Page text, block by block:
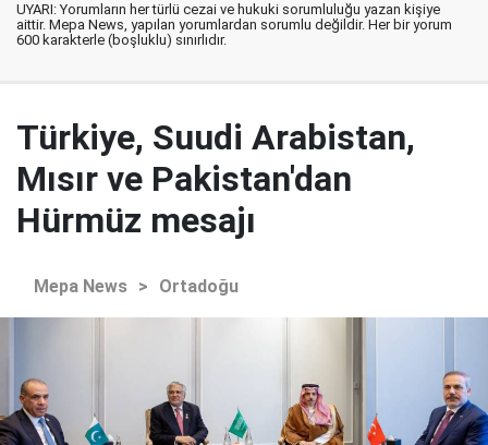
UYARI: Yorumların her türlü cezai ve hukuki sorumluluğu yazan kişiye
aittir. Mepa News, yapılan yorumlardan sorumlu değildir. Her bir yorum
600 karakterle (boşluklu) sınırlıdır.
Türkiye, Suudi Arabistan,
Mısır ve Pakistan'dan
Hürmüz mesajı
Mepa News > Ortadoğu